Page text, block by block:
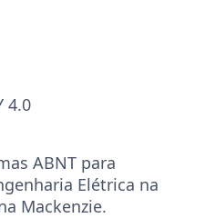
4.0
ABNT para
Elétrica na
Mackenzie.